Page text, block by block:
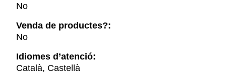
No
Venda de productes?:
No
Idiomes d’atenció:
Català, Castellà